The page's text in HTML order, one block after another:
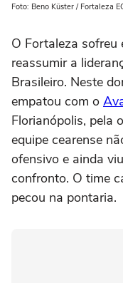
Foto: Beno Küster / Fortaleza
O Fortaleza sofreu
reassumir a
Brasileiro. Neste
empatou com o
Florianópolis, pela
equipe cearense
ofensivo e ainda
confronto. O time
pecou na pontaria.